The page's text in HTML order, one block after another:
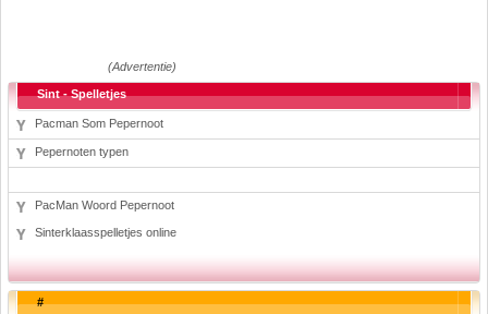
(Advertentie)
Sint - Spelletjes
Pacman Som Pepernoot
Pepernoten typen
PacMan Woord Pepernoot
Sinterklaasspelletjes online
#